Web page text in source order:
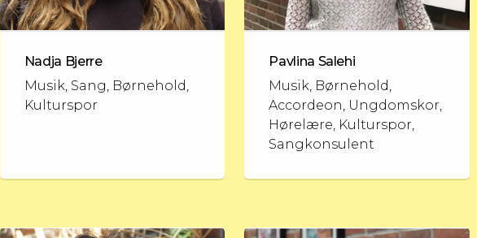
Nadja Bjerre
Musik, Sang, Børnehold,
Kulturspor
Pavlina Salehi
Musik, Børnehold,
Accordeon, Ungdomskor,
Hørelære, Kulturspor,
Sangkonsulent